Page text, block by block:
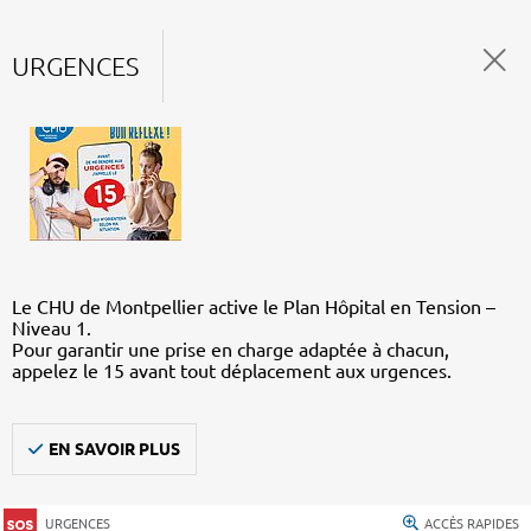
URGENCES
Le CHU de Montpellier active le Plan Hôpital en Tension –
Niveau 1.
Pour garantir une prise en charge adaptée à chacun,
appelez le 15 avant tout déplacement aux urgences.
EN SAVOIR PLUS
URGENCES ACCÈS RAPIDES